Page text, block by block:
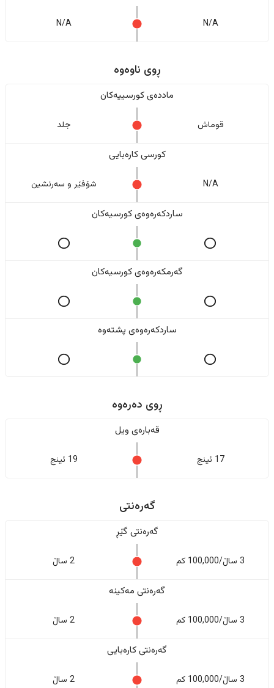
N/A
N/A
ڕوی ناوەوە
ماددەی کورسییەکان
قوماش جلد
کورسی کارەبایی
N/A شۆفێر و سەرنشین
ساردکەرەوەی کورسیەکان
گەرمکەرەوەی کورسیەکان
ساردکەرەوەی پشتەوە
ڕوی دەرەوە
قەبارەی ویل
17 ئینج 19 ئینج
گەرەنتی
گەرەنتی گێڕ
3 ساڵ/100,000 کم 2 ساڵ
گەرەنتی مەکینە
3 ساڵ/100,000 کم 2 ساڵ
گەرەنتی کارەبایی
3 ساڵ/100,000 کم 2 ساڵ